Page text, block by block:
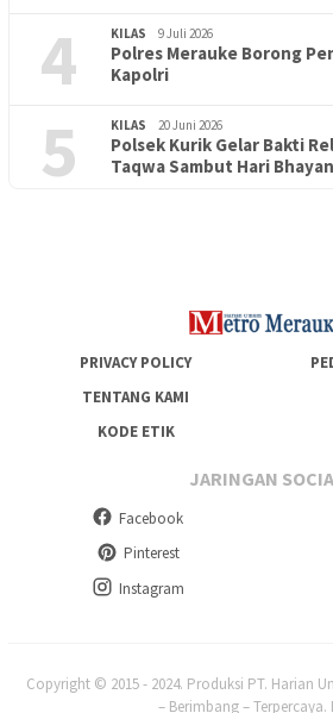
4 KILAS 9 Juli 2026
Polres Merauke Borong
Kapolri
5 KILAS 20 Juni 2026
Polsek Kurik Gelar Bakti
Taqwa Sambut Hari
PENDIDIKAN 18 Juni 2026
Lepas Puluhan Peserta Didik, TK
PRIVACY POLICY
TENTANG KAMI
KODE ETIK
JARINGAN
Facebook
Pinterest
Instagram
Copyright © 2015 - 2024. Produksi PT. Harian
– Berimbang – Terpercaya.